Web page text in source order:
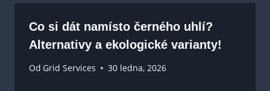
Co si dát namísto černého uhlí?
Alternativy a ekologické varianty!
Od Grid Services 30 ledna, 2026